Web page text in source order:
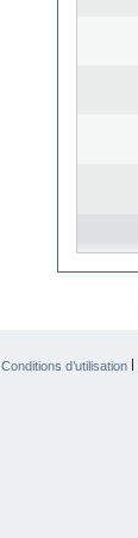
Conditions d’utilisation |